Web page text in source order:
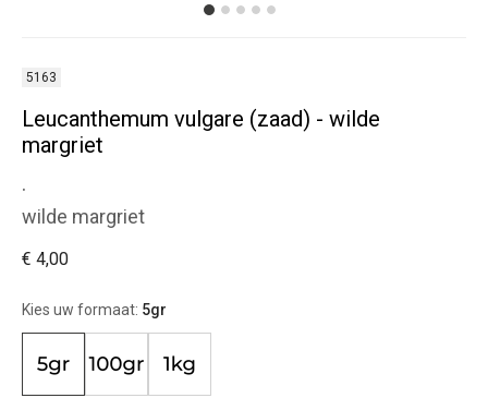
5163
Leucanthemum vulgare (zaad) - wilde
margriet
.
wilde margriet
€ 4,00
Kies uw formaat: 5gr